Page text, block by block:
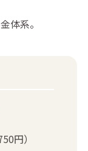
体系。
円）